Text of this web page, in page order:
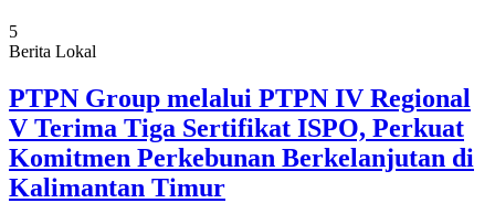
5
Berita Lokal
PTPN Group melalui PTPN IV Regional
V Terima Tiga Sertifikat ISPO, Perkuat
Komitmen Perkebunan Berkelanjutan di
Kalimantan Timur